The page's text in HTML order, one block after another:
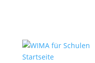
Startseite